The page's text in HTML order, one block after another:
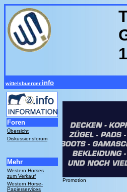
wittelsbuerger. info
Foren
Übersicht
Diskussionsforum
Mehr
Western Horses
zum Verkauf
Western Horse-
Papierservices
Promotion